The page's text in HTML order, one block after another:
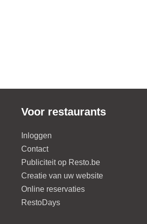
Voor restaurants
Inloggen
Contact
Publiciteit op Resto.be
Creatie van uw website
Online reservaties
RestoDays